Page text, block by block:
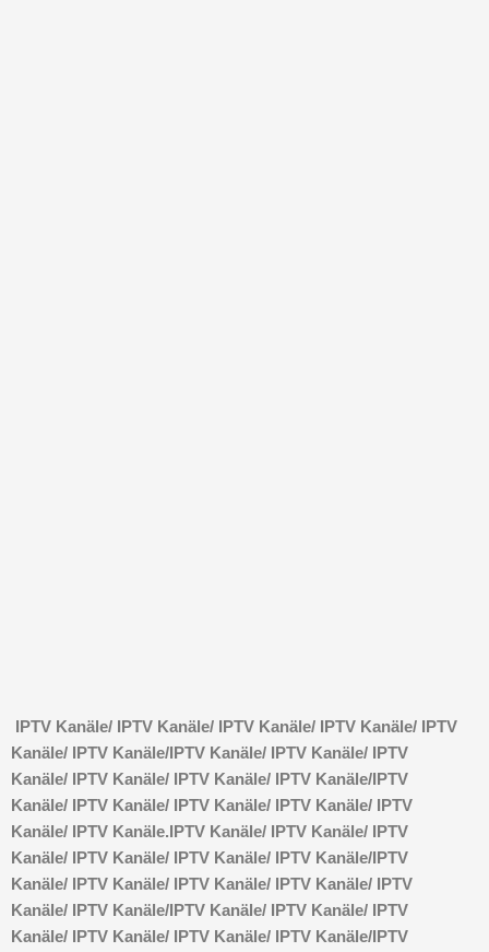
IPTV Kanäle/ IPTV Kanäle/ IPTV Kanäle/ IPTV Kanäle/
IPTV
Kanäle/
IPTV Kanäle/ IPTV Kanäle/ IPTV Kanäle/
IPTV
Kanäle/
IPTV Kanäle/ IPTV Kanäle/ IPTV Kanäle/ IPTV
Kanäle/
IPTV Kanäle/ IPTV Kanäle/ IPTV Kanäle/
IPTV
Kanäle/
IPTV Kanäle. IPTV Kanäle/ IPTV Kanäle/
IPTV
Kanäle/
IPTV Kanäle/ IPTV Kanäle/ IPTV Kanäle/ IPTV
Kanäle/
IPTV Kanäle/ IPTV Kanäle/ IPTV Kanäle/
IPTV
Kanäle/
IPTV Kanäle/ IPTV Kanäle/ IPTV Kanäle/
IPTV
Kanäle/
IPTV Kanäle/ IPTV Kanäle/ IPTV Kanäle/ IPTV